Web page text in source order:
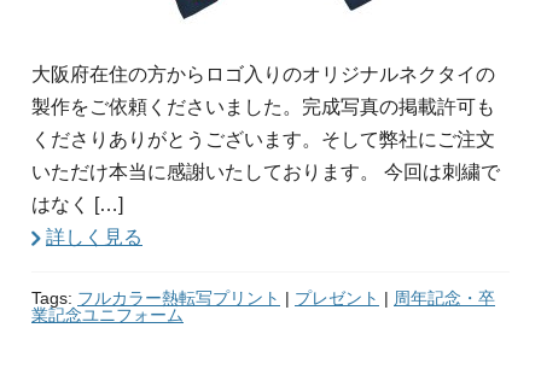
大阪府在住の方からロゴ入りのオリジナルネクタイの
製作をご依頼くださいました。完成写真の掲載許可も
くださりありがとうございます。そして弊社にご注文
いただけ本当に感謝いたしております。 今回は刺繍で
はなく […]
詳しく見る
Tags: フルカラー熱転写プリント | プレゼント | 周年記念・卒
業記念ユニフォーム